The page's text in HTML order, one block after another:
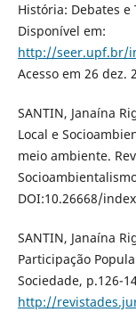
História: Debates e
Disponível em:
http://seer.upf.br/
Acesso em 26 dez.
SANTIN, Janaína
Local e
meio ambiente.
DOI:10.26668/
SANTIN, Janaína
Participação
Sociedade, p.126-
http://